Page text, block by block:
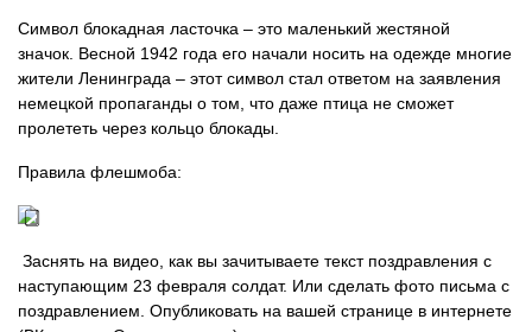
Символ блокадная ласточка – это маленький жестяной
значок. Весной 1942 года его начали носить на одежде многие
жители Ленинграда – этот символ стал ответом на заявления
немецкой пропаганды о том, что даже птица не сможет
пролететь через кольцо блокады.
Правила флешмоба:
Заснять на видео, как вы зачитываете текст поздравления с
наступающим 23 февраля солдат. Или сделать фото письма с
поздравлением. Опубликовать на вашей странице в интернете